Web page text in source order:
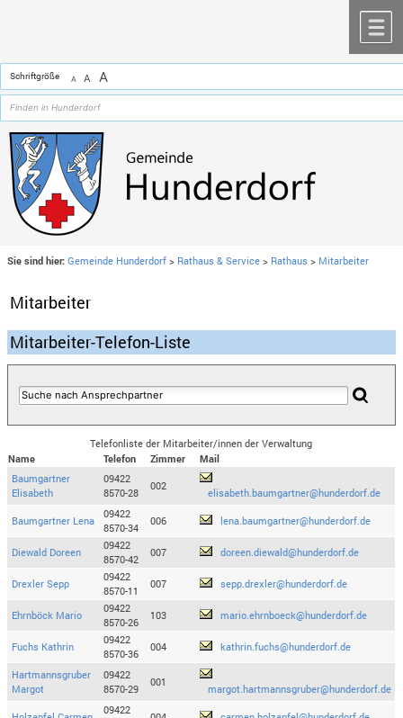
Schriftgröße A A A
Sie sind hier: Gemeinde Hunderdorf > Rathaus & Service > Rathaus > Mitarbeiter
Mitarbeiter
Mitarbeiter-Telefon-Liste
Telefonliste der Mitarbeiter/innen der Verwaltung
Name
Telefon Zimmer
Mail
Baumgartner
Elisabeth
09422
8570-28
002
elisabeth.baumgartner@hunderdorf.de
Baumgartner Lena
09422
8570-34
006 lena.baumgartner@hunderdorf.de
Diewald Doreen
09422
8570-42
007 doreen.diewald@hunderdorf.de
Drexler Sepp
09422
8570-11
007 sepp.drexler@hunderdorf.de
Ehrnböck Mario
09422
8570-26
103 mario.ehrnboeck@hunderdorf.de
Fuchs Kathrin
09422
8570-36
004 kathrin.fuchs@hunderdorf.de
Hartmannsgruber
Margot
09422
8570-29
001
margot.hartmannsgruber@hunderdorf.de
09422